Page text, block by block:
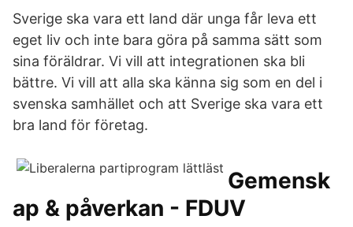
Sverige ska vara ett land där unga får leva ett
eget liv och inte bara göra på samma sätt som
sina föräldrar. Vi vill att integrationen ska bli
bättre. Vi vill att alla ska känna sig som en del i
svenska samhället och att Sverige ska vara ett
bra land för företag.
Gemensk
ap & påverkan - FDUV